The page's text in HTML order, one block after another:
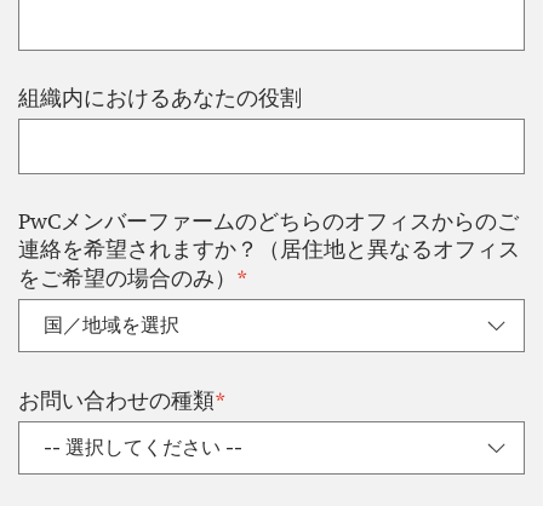
組織内におけるあなたの役割
PwCメンバーファームのどちらのオフィスからのご
連絡を希望されますか？（居住地と異なるオフィス
をご希望の場合のみ） *
お問い合わせの種類*